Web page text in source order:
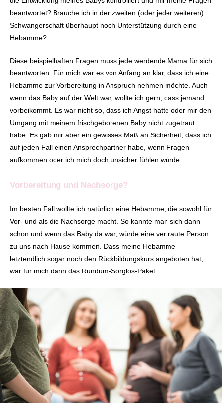
beantwortet? Brauche ich in der zweiten (oder jeder weiteren)
Schwangerschaft überhaupt noch Unterstützung durch eine
Hebamme?
Diese beispielhaften Fragen muss jede werdende Mama für sich
beantworten. Für mich war es von Anfang an klar, dass ich eine
Hebamme zur Vorbereitung in Anspruch nehmen möchte. Auch
wenn das Baby auf der Welt war, wollte ich gern, dass jemand
vorbeikommt. Es war nicht so, dass ich Angst hatte oder mir den
Umgang mit meinem frischgeborenen Baby nicht zugetraut
habe. Es gab mir aber ein gewisses Maß an Sicherheit, dass ich
auf jeden Fall einen Ansprechpartner habe, wenn Fragen
aufkommen oder ich mich doch unsicher fühlen würde.
Vorbereitung und Nachsorge?
Im besten Fall wollte ich natürlich eine Hebamme, die sowohl für
Vor- und als die Nachsorge macht. So kannte man sich dann
schon und wenn das Baby da war, würde eine vertraute Person
zu uns nach Hause kommen. Dass meine Hebamme
letztendlich sogar noch den Rückbildungskurs angeboten hat,
war für mich dann das Rundum-Sorglos-Paket.